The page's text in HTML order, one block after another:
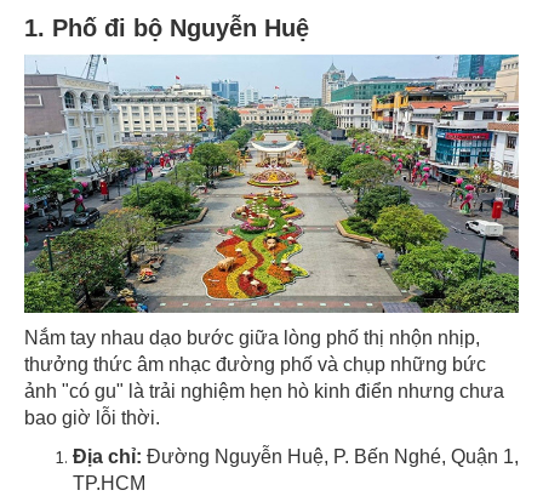
1. Phố đi bộ Nguyễn Huệ
Nắm tay nhau dạo bước giữa lòng phố thị nhộn nhịp,
thưởng thức âm nhạc đường phố và chụp những bức
ảnh "có gu" là trải nghiệm hẹn hò kinh điển nhưng chưa
bao giờ lỗi thời.
Địa chỉ: Đường Nguyễn Huệ, P. Bến Nghé, Quận 1,
TP.HCM